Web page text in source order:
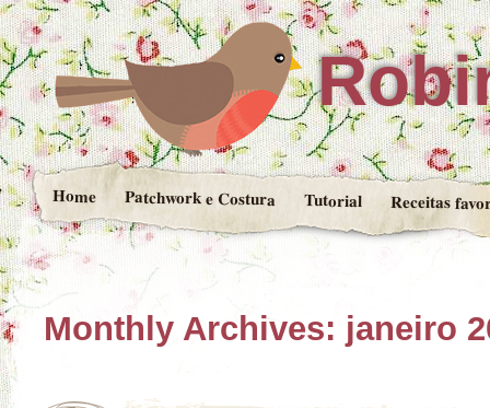
Home Patchwork e Costura Tutorial Receitas
Monthly Archives: janeiro